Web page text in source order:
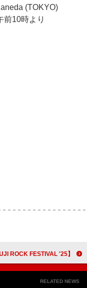
(TOKYO)
前10時より
【FUJI ROCK FESTIVAL '25】ラインナップ第1弾＆出演日発表、フレッド・アゲイン／ヴォルフペック／ヴァンパイア・ウィークエンドら出演
RELATED NEWS